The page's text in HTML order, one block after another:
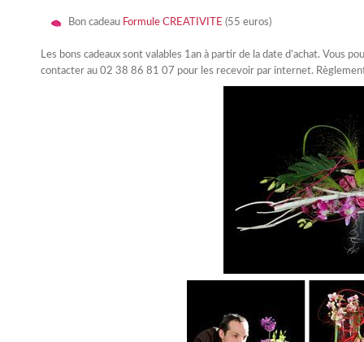
Bon cadeau Formule CREATIVITE (55 euros)
Les bons cadeaux sont valables 1an à partir de la date d’achat. Vous
contacter au 02 38 86 81 07 pour les recevoir par internet.